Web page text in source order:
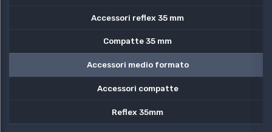
Accessori reflex 35 mm
Compatte 35 mm
Accessori medio formato
Accessori compatte
Reflex 35mm